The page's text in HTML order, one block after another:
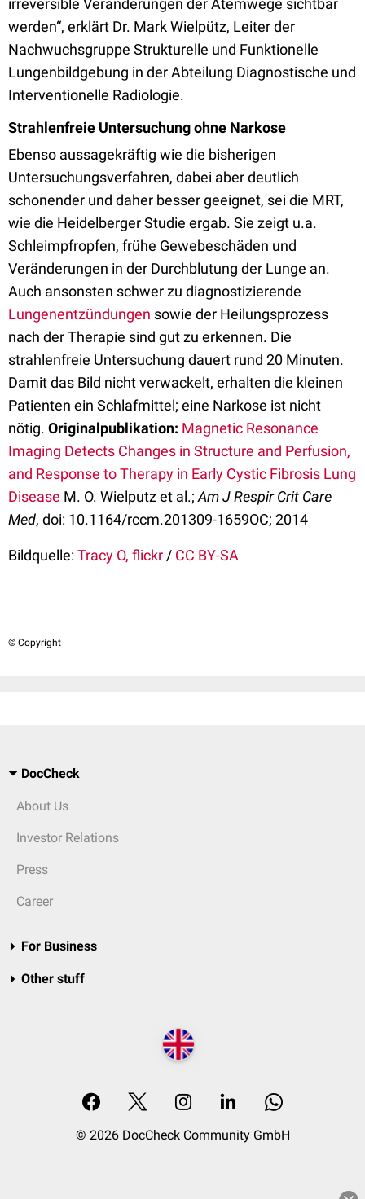
irreversible Veränderungen der Atemwege sichtbar
werden“, erklärt Dr. Mark Wielpütz, Leiter der
Nachwuchsgruppe Strukturelle und Funktionelle
Lungenbildgebung in der Abteilung Diagnostische und
Interventionelle Radiologie.
Strahlenfreie Untersuchung ohne Narkose
Ebenso aussagekräftig wie die bisherigen
Untersuchungsverfahren, dabei aber deutlich
schonender und daher besser geeignet, sei die MRT,
wie die Heidelberger Studie ergab. Sie zeigt u.a.
Schleimpfropfen, frühe Gewebeschäden und
Veränderungen in der Durchblutung der Lunge an.
Auch ansonsten schwer zu diagnostizierende
Lungenentzündungen sowie der Heilungsprozess
nach der Therapie sind gut zu erkennen. Die
strahlenfreie Untersuchung dauert rund 20 Minuten.
Damit das Bild nicht verwackelt, erhalten die kleinen
Patienten ein Schlafmittel; eine Narkose ist nicht
nötig. Originalpublikation: Magnetic Resonance
Imaging Detects Changes in Structure and Perfusion,
and Response to Therapy in Early Cystic Fibrosis Lung
Disease M. O. Wielputz et al.; Am J Respir Crit Care
Med, doi: 10.1164/rccm.201309-1659OC; 2014
Bildquelle:Tracy O, flickr / CC BY-SA
© Copyright
DocCheck
About Us
Investor Relations
Press
Career
For Business
Other stuff
© 2026 DocCheck Community GmbH